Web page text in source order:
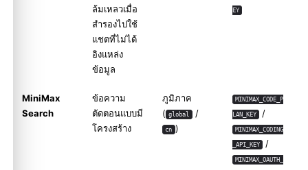
ล้มเหลวเมื่อ
สำรองไปใช้
แชตที่ไม่ได้
อิงแหล่ง
ข้อมูล
EY
MiniMax
Search
ข้อความ
ตัดตอนแบบมี
โครงสร้าง
ภูมิภาค
( global /
cn )
MINIMAX_CODE_P
LAN_KEY /
MINIMAX_CODING
_API_KEY /
MINIMAX_OAUTH_